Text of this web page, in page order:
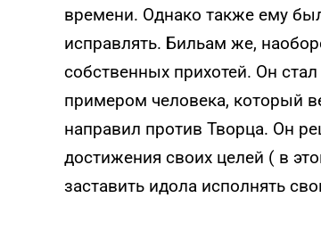
времени. Однако также ему
исправлять. Бильам же,
собственных прихотей. Он
примером человека, который
направил против Творца. Он
достижения своих целей ( в
заставить идола исполнять